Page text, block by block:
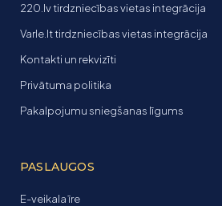
220.lv tirdzniecības vietas integrācija
Varle.lt tirdzniecības vietas integrācija
Kontakti un rekvizīti
Privātuma politika
Pakalpojumu sniegšanas līgums
PASLAUGOS
E-veikala īre